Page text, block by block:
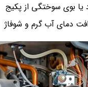
یا بوی سوختگی از پکیج
دمای آب گرم و شوفاژ